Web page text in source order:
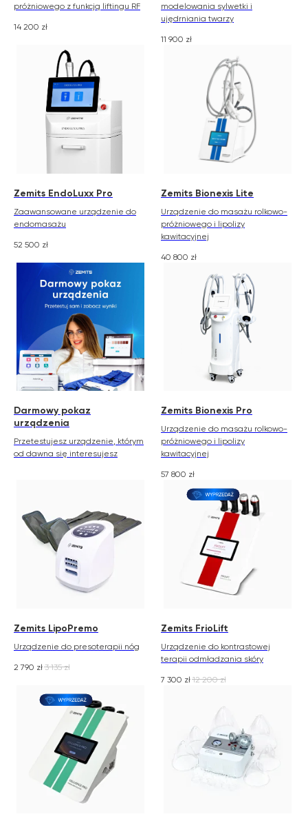
próżniowego z funkcją liftingu RF
14 200 zł
modelowania sylwetki i
ujędrniania twarzy
11 900 zł
Zemits EndoLuxx Pro
Zaawansowane urządzenie do
endomasażu
52 500 zł
Zemits Bionexis Lite
Urządzenie do masażu rolkowo-
próżniowego i lipolizy
kawitacyjnej
40 800 zł
Darmowy pokaz
urządzenia
Przetestujesz urządzenie, którym
od dawna się interesujesz
Zemits Bionexis Pro
Urządzenie do masażu rolkowo-
próżniowego i lipolizy
kawitacyjnej
57 800 zł
Zemits LipoPremo
Urządzenie do presoterapii nóg
2 790 zł 3 135 zł
Zemits FrioLift
Urządzenie do kontrastowej
terapii odmładzania skóry
7 300 zł 12 200 zł
zemits.co.uk
zemits.eu
zemits.be
zemits.es
a-esthetic.co.uk
advance-esthetic.us
Marketplaces